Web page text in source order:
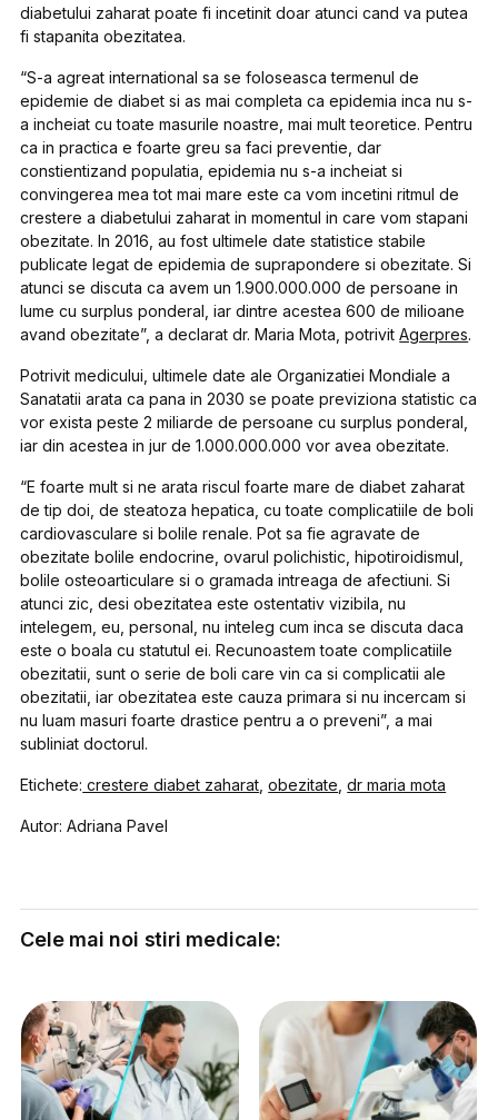
diabetului zaharat poate fi incetinit doar atunci cand va putea
fi stapanita obezitatea.
“S-a agreat international sa se foloseasca termenul de
epidemie de diabet si as mai completa ca epidemia inca nu s-
a incheiat cu toate masurile noastre, mai mult teoretice. Pentru
ca in practica e foarte greu sa faci preventie, dar
constientizand populatia, epidemia nu s-a incheiat si
convingerea mea tot mai mare este ca vom incetini ritmul de
crestere a diabetului zaharat in momentul in care vom stapani
obezitate. In 2016, au fost ultimele date statistice stabile
publicate legat de epidemia de suprapondere si obezitate. Si
atunci se discuta ca avem un 1.900.000.000 de persoane in
lume cu surplus ponderal, iar dintre acestea 600 de milioane
avand obezitate”, a declarat dr. Maria Mota, potrivitAgerpres.
Potrivit medicului, ultimele date ale Organizatiei Mondiale a
Sanatatii arata ca pana in 2030 se poate previziona statistic ca
vor exista peste 2 miliarde de persoane cu surplus ponderal,
iar din acestea in jur de 1.000.000.000 vor avea obezitate.
“E foarte mult si ne arata riscul foarte mare de diabet zaharat
de tip doi, de steatoza hepatica, cu toate complicatiile de boli
cardiovasculare si bolile renale. Pot sa fie agravate de
obezitate bolile endocrine, ovarul polichistic, hipotiroidismul,
bolile osteoarticulare si o gramada intreaga de afectiuni. Si
atunci zic, desi obezitatea este ostentativ vizibila, nu
intelegem, eu, personal, nu inteleg cum inca se discuta daca
este o boala cu statutul ei. Recunoastem toate complicatiile
obezitatii, sunt o serie de boli care vin ca si complicatii ale
obezitatii, iar obezitatea este cauza primara si nu incercam si
nu luam masuri foarte drastice pentru a o preveni”, a mai
subliniat doctorul.
Etichete: crestere diabet zaharat ,obezitate ,dr maria mota
Autor: Adriana Pavel
Cele mai noi stiri medicale: